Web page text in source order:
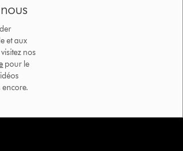
et aux
nos
pour le
encore.